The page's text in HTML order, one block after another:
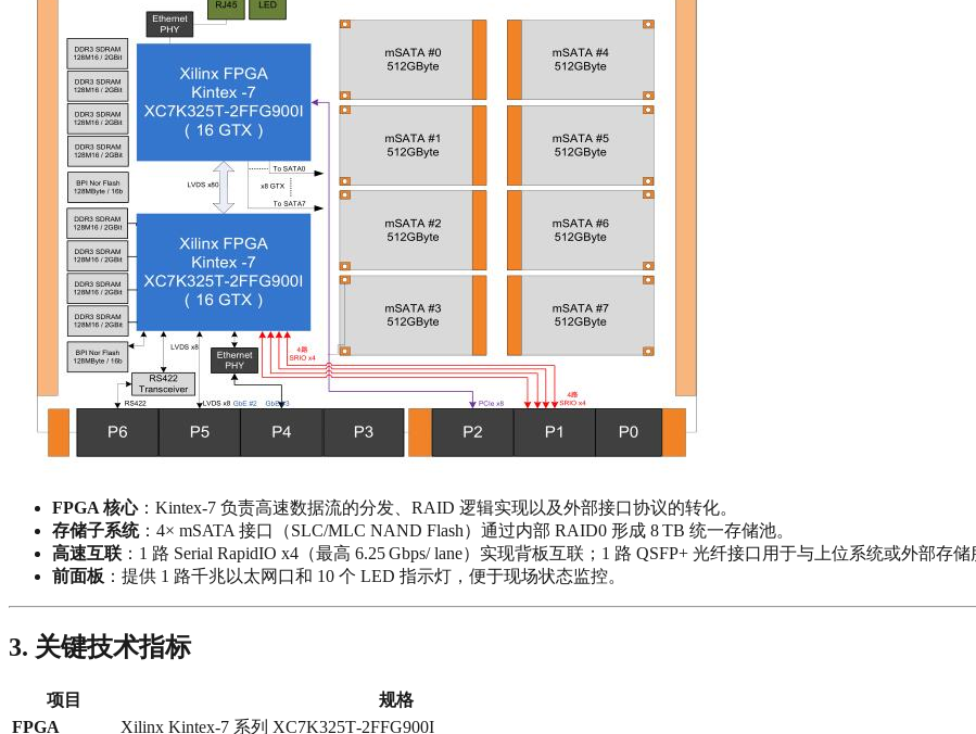
FPGA 核心：Kintex‑7 负责高速数据流的分发、RAID 逻辑实现以及外部接口协议的转化。
存储子系统：4× mSATA 接口（SLC/MLC NAND Flash）通过内部 RAID0 形成 8 TB 统一存储池。
高速互联 ：1 路 Serial RapidIO x4（最高 6.25 Gbps/ lane）实现背板互联；1 路 QSFP+ 光纤接口用于与上位系统或外部存
前面板 ：提供 1 路千兆以太网口和 10 个 LED 指示灯，便于现场状态监控。
3. 关键技术指标
项目
规格
FPGA
Xilinx Kintex‑7 系列 XC7K325T‑2FFG900I